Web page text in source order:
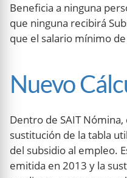
Beneficia a ninguna
que ninguna recibirá
que el salario mínimo
Nuevo
Dentro de SAIT
sustitución de la tabla
del subsidio al empleo.
emitida en 2013 y la